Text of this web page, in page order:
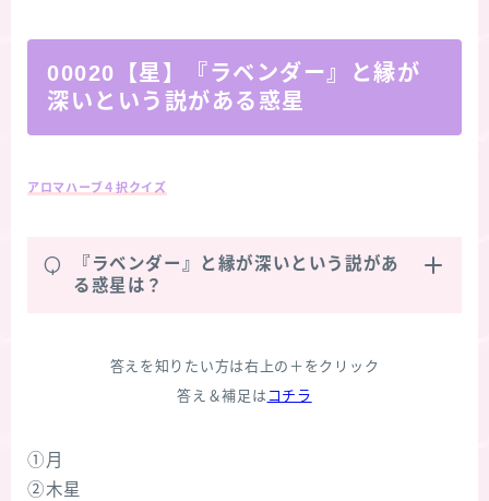
00020【星】『ラベンダー』と縁が
深いという説がある惑星
アロマハーブ４択クイズ
Q
『ラベンダー』と縁が深いという説があ
る惑星は？
答えを知りたい方は右上の＋をクリック
答え＆補足は コチラ
①月
②木星